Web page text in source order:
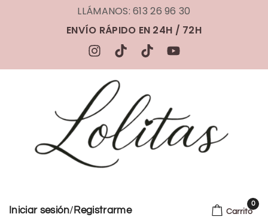
LLÁMANOS: 613 26 96 30
ENVÍO RÁPIDO EN 24H / 72H
Iniciar sesión/ Registrarme Carrito
0